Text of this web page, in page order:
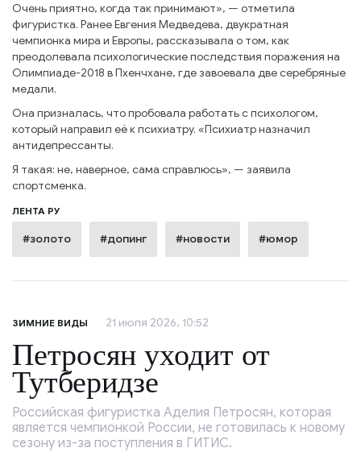
Очень приятно, когда так принимают», — отметила
фигуристка. Ранее Евгения Медведева, двукратная
чемпионка мира и Европы, рассказывала о том, как
преодолевала психологические последствия поражения на
Олимпиаде-2018 в Пхенчхане, где завоевала две серебряные
медали.
Она призналась, что пробовала работать с психологом,
который направил её к психиатру. «Психиатр назначил
антидепрессанты.
Я такая: не, наверное, сама справлюсь», — заявила
спортсменка.
ЛЕНТА РУ
#золото #допинг #новости #юмор
ЗИМНИЕ ВИДЫ 21 июля 2026, 10:52
Петросян уходит от
Тутберидзе
Российская фигуристка Аделия Петросян, которая
является чемпионкой России, не готовилась к новому
сезону из-за поступления в ГИТИС.